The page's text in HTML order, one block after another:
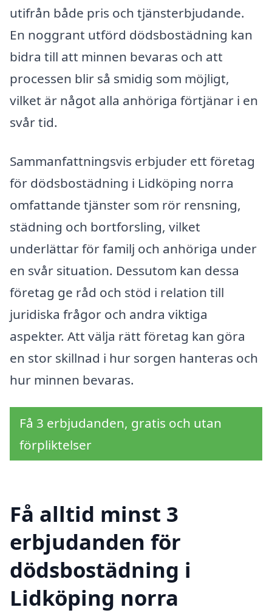
utifrån både pris och tjänsterbjudande.
En noggrant utförd dödsbostädning kan
bidra till att minnen bevaras och att
processen blir så smidig som möjligt,
vilket är något alla anhöriga förtjänar i en
svår tid.
Sammanfattningsvis erbjuder ett företag
för dödsbostädning i Lidköping norra
omfattande tjänster som rör rensning,
städning och bortforsling, vilket
underlättar för familj och anhöriga under
en svår situation. Dessutom kan dessa
företag ge råd och stöd i relation till
juridiska frågor och andra viktiga
aspekter. Att välja rätt företag kan göra
en stor skillnad i hur sorgen hanteras och
hur minnen bevaras.
Få 3 erbjudanden, gratis och utan
förpliktelser
Få alltid minst 3
erbjudanden för
dödsbostädning i
Lidköping norra